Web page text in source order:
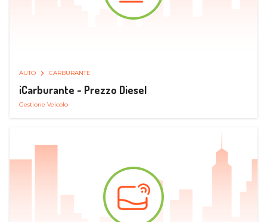
AUTO CARBURANTE
iCarburante - Prezzo Diesel
Gestione Veicolo